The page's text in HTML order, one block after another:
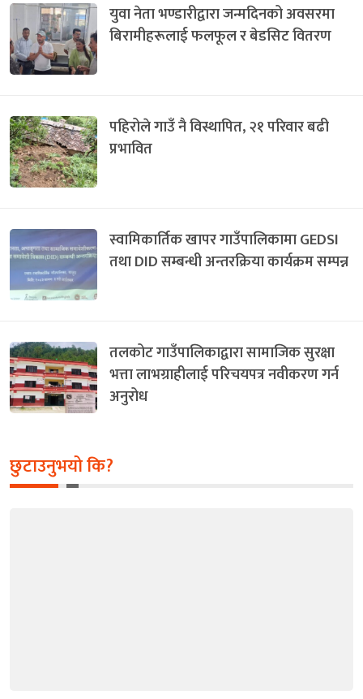
युवा नेता भण्डारीद्वारा जन्मदिनको अवसरमा
बिरामीहरूलाई फलफूल र बेडसिट वितरण
पहिरोले गाउँ नै विस्थापित, २१ परिवार बढी
प्रभावित
स्वामिकार्तिक खापर गाउँपालिकामा GEDSI
तथा DID सम्बन्धी अन्तरक्रिया कार्यक्रम सम्पन्न
तलकोट गाउँपालिकाद्वारा सामाजिक सुरक्षा
भत्ता लाभग्राहीलाई परिचयपत्र नवीकरण गर्न
अनुरोध
छुटाउनुभयो कि?